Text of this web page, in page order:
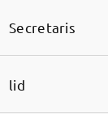
Secretaris
lid